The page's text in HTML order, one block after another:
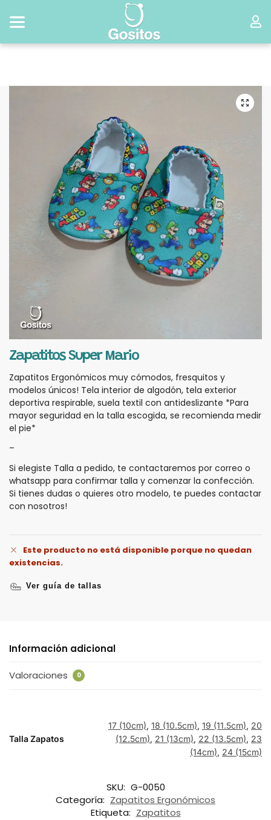
Zapatitos Super Mario
Zapatitos Ergonómicos muy cómodos, fresquitos y
modelos únicos! Tela interior de algodón, tela exterior
deportiva respirable, suela textil con antideslizante *Para
mayor seguridad en la talla escogida, se recomienda medir
el pie*
–
Si elegiste Talla a pedido, te contactaremos por correo o
whatsapp para confirmar talla y comenzar la confección.
Si tienes dudas o quieres otro modelo, te puedes contactar
con nosotros!
Este producto no está disponible porque no quedan
existencias.
Ver guía de tallas
Información adicional
Valoraciones 0
Talla Zapatos
17 (10cm), 18 (10.5cm), 19 (11.5cm), 20
(12.5cm), 21 (13cm), 22 (13.5cm), 23
(14cm), 24 (15cm)
SKU: G-0050
Categoría: Zapatitos Ergonómicos
Etiqueta: Zapatitos